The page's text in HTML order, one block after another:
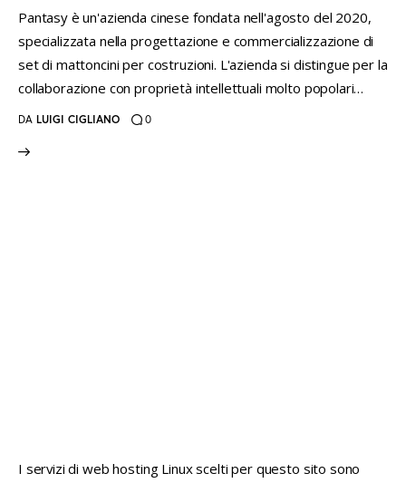
Pantasy è un'azienda cinese fondata nell'agosto del 2020,
specializzata nella progettazione e commercializzazione di
set di mattoncini per costruzioni. L'azienda si distingue per la
collaborazione con proprietà intellettuali molto popolari…
DA LUIGI CIGLIANO 0
I servizi di web hosting Linux scelti per questo sito sono